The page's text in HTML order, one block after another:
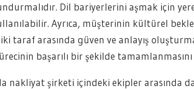
Dil bariyerlerini aşmak için
Ayrıca, müşterinin kültürel
taraf arasında güven ve anlayış
başarılı bir şekilde
nakliyat şirketi içindeki ekipler arasında